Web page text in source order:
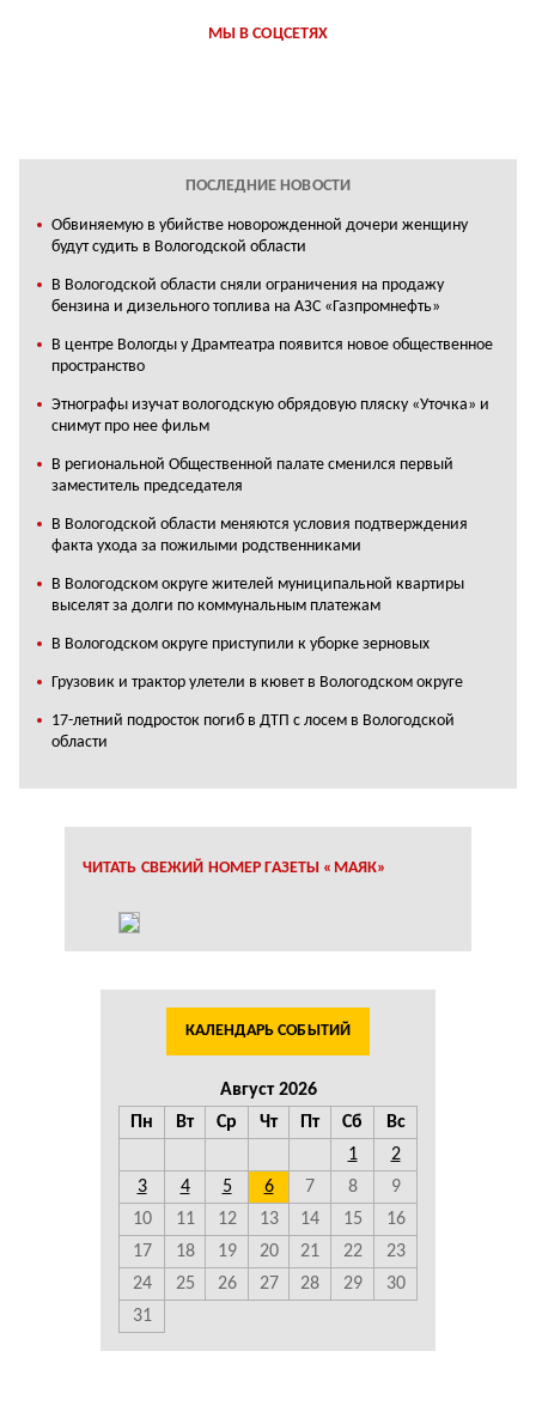
МЫ В СОЦСЕТЯХ
ПОСЛЕДНИЕ НОВОСТИ
Обвиняемую в убийстве новорожденной дочери женщину
будут судить в Вологодской области
В Вологодской области сняли ограничения на продажу
бензина и дизельного топлива на АЗС «Газпромнефть»
В центре Вологды у Драмтеатра появится новое общественное
пространство
Этнографы изучат вологодскую обрядовую пляску «Уточка» и
снимут про нее фильм
В региональной Общественной палате сменился первый
заместитель председателя
В Вологодской области меняются условия подтверждения
факта ухода за пожилыми родственниками
В Вологодском округе жителей муниципальной квартиры
выселят за долги по коммунальным платежам
В Вологодском округе приступили к уборке зерновых
Грузовик и трактор улетели в кювет в Вологодском округе
17-летний подросток погиб в ДТП с лосем в Вологодской
области
ЧИТАТЬ СВЕЖИЙ НОМЕР ГАЗЕТЫ «МАЯК»
КАЛЕНДАРЬ СОБЫТИЙ
Август 2026
Пн
Вт Ср Чт Пт Сб
Вс
1
2
3
4 5 6 7 8
9
10
11 12 13 14 15
16
17
18 19 20 21 22
23
24
25 26 27 28 29
30
31